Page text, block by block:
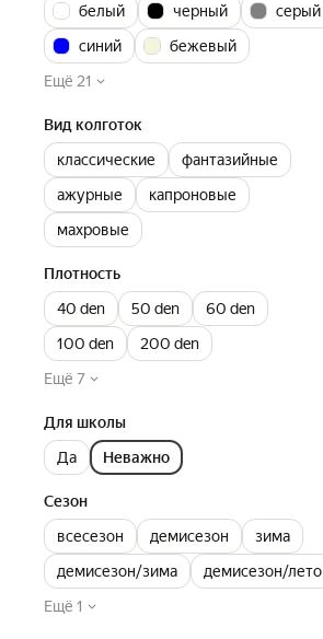
белый
черный
серый
синий
бежевый
Ещё 21
Вид колготок
классические
фантазийные
ажурные
капроновые
махровые
Плотность
40 den
50 den
60 den
100 den
200 den
Ещё 7
Для школы
Да
Неважно
Сезон
всесезон
демисезон
зима
демисезон/зима
демисезон/лето
Ещё 1